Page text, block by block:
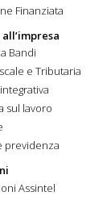
Finanziata
Bandi
e Tributaria
sul lavoro
previdenza
Assintel